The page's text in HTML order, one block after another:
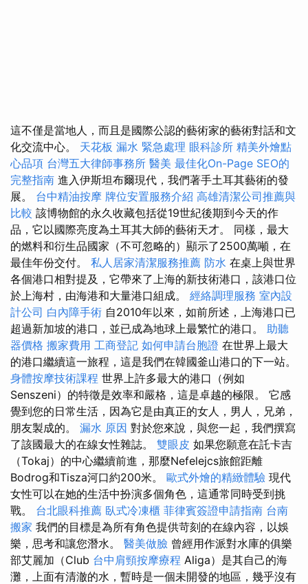
這不僅是當地人，而且是國際公認的藝術家的藝術對話和文
化交流中心。 天花板 漏水 緊急處理 眼科診所 精美外燴點
心品項 台灣五大律師事務所 醫美 最佳化On-Page SEO的
完整指南 進入伊斯坦布爾現代，我們著手土耳其藝術的發
展。 台中精油按摩 牌位安置服務介紹 高雄清潔公司推薦與
比較 該博物館的永久收藏包括從19世紀後期到今天的作
品，它以國際亮度為土耳其大師的藝術天才。 同樣，最大
的燃料和衍生品國家（不可忽略的）顯示了2500萬噸，在
最佳年份交付。 私人居家清潔服務推薦 防水 在桌上與世界
各個港口相對提及，它帶來了上海的新技術港口，該港口位
於上海村，由海港和大量港口組成。 經絡調理服務 室內設
計公司 白內障手術 自2010年以來，如前所述，上海港口已
超過新加坡的港口，並已成為地球上最繁忙的港口。 助聽
器價格 搬家費用 工商登記 如何申請台胞證 在世界上最大
的港口繼續這一旅程，這是我們在韓國釜山港口的下一站。
身體按摩技術課程 世界上許多最大的港口（例如
Senszeni）的特徵是效率和嚴格，這是卓越的極限。 它感
覺到您的日常生活，因為它是由真正的女人，男人，兄弟，
朋友製成的。 漏水 原因 對於您來說，與您一起，我們撰寫
了該國最大的在線女性雜誌。 雙眼皮 如果您願意在託卡吉
（Tokaj）的中心繼續前進，那麼Nefelejcs旅館距離
Bodrog和Tisza河口約200米。 歐式外燴的精緻體驗 現代
女性可以在她的生活中扮演多個角色，這通常同時受到挑
戰。 台北眼科推薦 臥式冷凍櫃 菲律賓簽證申請指南 台南
搬家 我們的目標是為所有角色提供苛刻的在線內容，以娛
樂，思考和讓您潛水。 醫美做臉 曾經用作派對水庫的俱樂
部艾麗加（Club 台中肩頸按摩療程 Aliga）是其自己的海
灘，上面有清澈的水，暫時是一個未開發的地區，幾乎沒有